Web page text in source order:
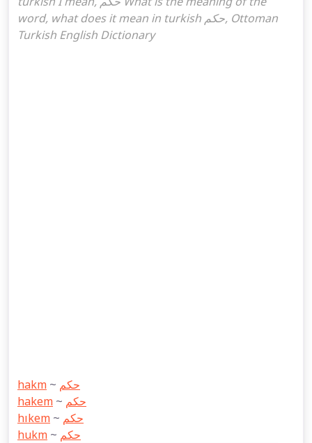
word, what does it mean in turkish حكم, Ottoman
Turkish English Dictionary
hakm ~ حكم
hakem ~ حكم
hıkem ~ حكم
hukm ~ حكم